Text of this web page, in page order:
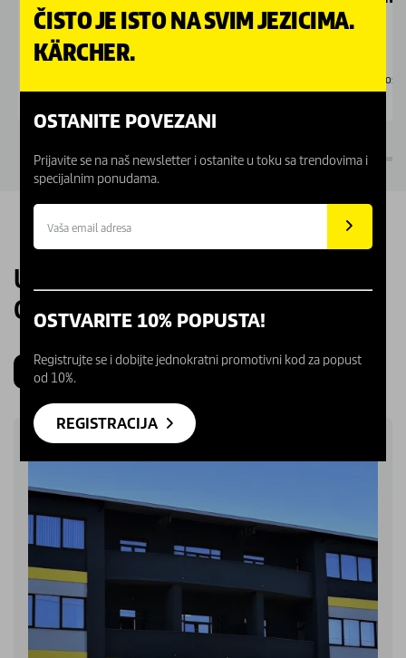
UPOZNAJTE NAŠE KARCHER
CENTRE
Beograd Novi Sad Kragujevac Niš
ČISTO JE ISTO NA SVIM JEZICIMA.
KÄRCHER.
OSTANITE POVEZANI
Prijavite se na naš newsletter i ostanite u toku sa trendovima i
specijalnim ponudama.
OSTVARITE 10% POPUSTA!
Registrujte se i dobijte jednokratni promotivni kod za popust
od 10%.
REGISTRACIJA